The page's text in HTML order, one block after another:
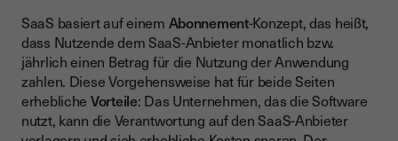
SaaS basiert auf einem Abonnement-Konzept, das heißt,
dass Nutzende dem SaaS-Anbieter monatlich bzw.
jährlich einen Betrag für die Nutzung der Anwendung
zahlen. Diese Vorgehensweise hat für beide Seiten
erhebliche Vorteile: Das Unternehmen, das die Software
nutzt, kann die Verantwortung auf den SaaS-Anbieter